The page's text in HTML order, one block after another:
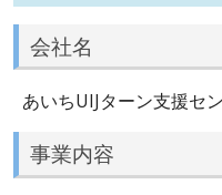
会社名
あいちUIJターン支援セ
事業内容